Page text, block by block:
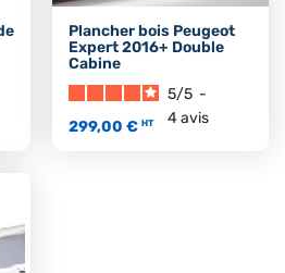
Plancher bois Peugeot
Expert 2016+ Double
Cabine
5/5 -
4avis
299,00 € HT